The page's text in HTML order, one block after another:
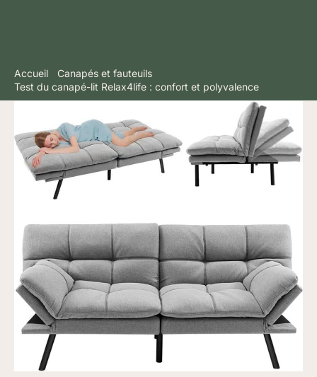
Accueil
Canapés et fauteuils
Test du canapé-lit Relax4life : confort et polyvalence